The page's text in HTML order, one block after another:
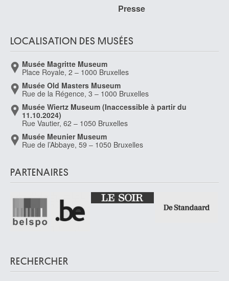
Presse
LOCALISATION DES MUSÉES
Musée Magritte Museum
Place Royale, 2 – 1000 Bruxelles
Musée Old Masters Museum
Rue de la Régence, 3 – 1000 Bruxelles
Musée Wiertz Museum (Inaccessible à partir du
11.10.2024)
Rue Vautier, 62 – 1050 Bruxelles
Musée Meunier Museum
Rue de l’Abbaye, 59 – 1050 Bruxelles
PARTENAIRES
RECHERCHER